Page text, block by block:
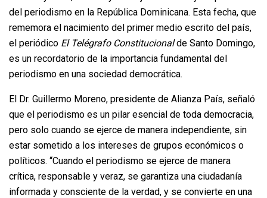
del periodismo en la República Dominicana. Esta fecha, que
rememora el nacimiento del primer medio escrito del país,
el periódico El Telégrafo Constitucionalde Santo Domingo,
es un recordatorio de la importancia fundamental del
periodismo en una sociedad democrática.
El Dr. Guillermo Moreno, presidente de Alianza País, señaló
que el periodismo es un pilar esencial de toda democracia,
pero solo cuando se ejerce de manera independiente, sin
estar sometido a los intereses de grupos económicos o
políticos. “Cuando el periodismo se ejerce de manera
crítica, responsable y veraz, se garantiza una ciudadanía
informada y consciente de la verdad, y se convierte en una